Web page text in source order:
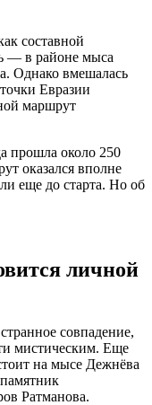
составной
— в районе мыса
Однако вмешалась
Евразии
маршрут
прошла около 250
оказался вполне
еще до старта. Но об
личной
совпадение,
мистическим. Еще
на мысе Дежнёва
Ратманова.